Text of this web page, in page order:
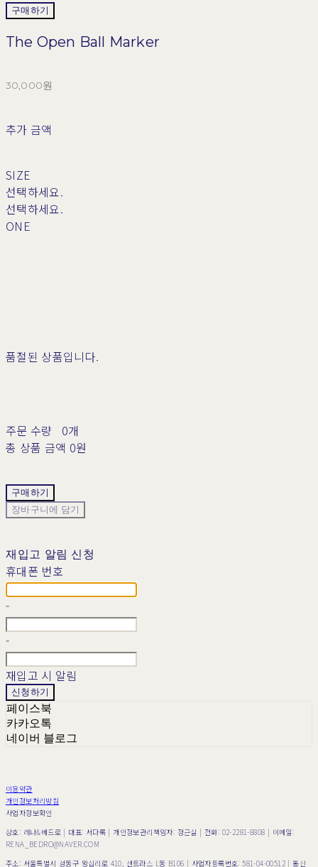
구매하기
The Open Ball Marker
30,000원
추가 금액
SIZE
선택하세요.
선택하세요.
ONE
품절된 상품입니다.
주문 수량
0개
총 상품 금액 0원
구매하기
장바구니에 담기
재입고 알림 신청
휴대폰 번호
-
-
재입고 시 알림
신청하기
페이스북
카카오톡
네이버 블로그
이용약관
개인정보처리방침
사업자정보확인
상호: 레나&베드로 | 대표: 서다록 | 개인정보관리책임자: 정근실 | 전화: 02-2281-8808 | 이메일:
RENA_BEDRO@NAVER.COM
주소: 서울특별시 성동구 왕십리로 410, 센트라스 L동 B106 | 사업자등록번호:581-04-00512 | 통신